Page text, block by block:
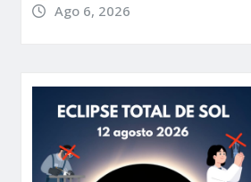
Ago 6, 2026